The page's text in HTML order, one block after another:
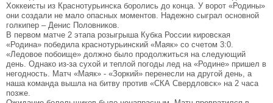
Хоккеисты из Краснотурьинска боролись до конца. У ворот «Родины»
они создали не мало опасных моментов. Надежно сыграл основной
голкипер – Денис Половников.
В первом матче 2 этапа розыгрыша Кубка России кировская
«Родина» победила краснотурьинский «Маяк» со счетом 3:0.
«Ледовое побоище» должно было продолжиться на следующий
день. Однако из-за сухой и теплой погоды лед на «Родине» пришел в
негодность. Матч «Маяк» - «Зоркий» перенесли на другой день, а
наша команда вышла на битву против «СКА Свердловск» на 2 часа
позже.